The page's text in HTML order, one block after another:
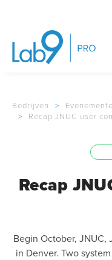
Bedrijven >
>
Recap JNUC user
Recap
Begin October,
in Denver. Two